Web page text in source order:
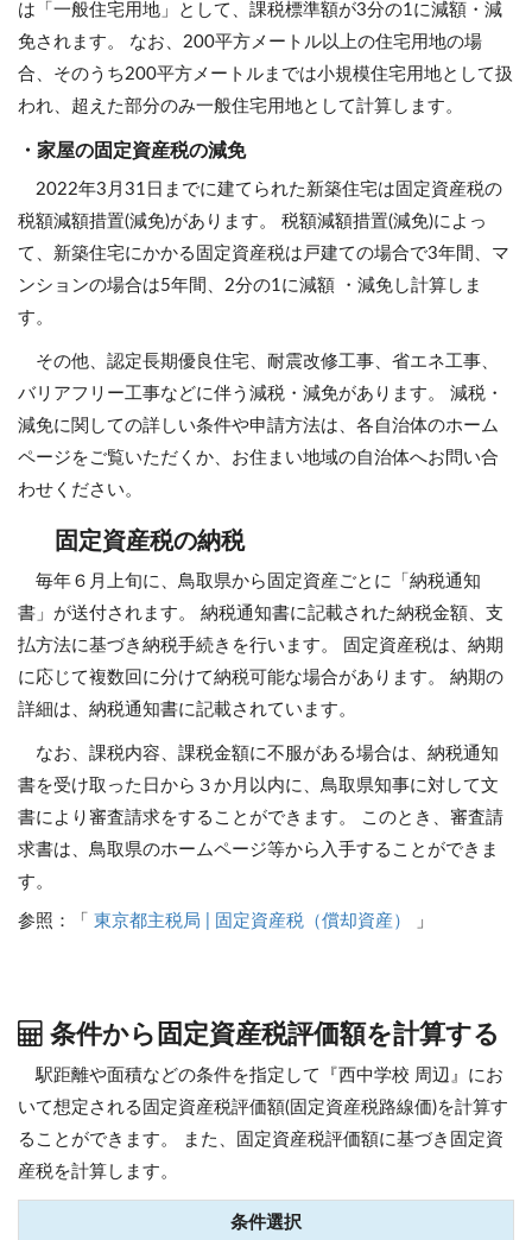
は「一般住宅用地」として、課税標準額が3分の1に減額・減
免されます。 なお、200平方メートル以上の住宅用地の場
合、そのうち200平方メートルまでは小規模住宅用地として扱
われ、超えた部分のみ一般住宅用地として計算します。
・家屋の固定資産税の減免
2022年3月31日までに建てられた新築住宅は固定資産税の
税額減額措置(減免)があります。 税額減額措置(減免)によっ
て、新築住宅にかかる固定資産税は戸建ての場合で3年間、マ
ンションの場合は5年間、2分の1に減額 ・減免し計算しま
す。
その他、認定長期優良住宅、耐震改修工事、省エネ工事、
バリアフリー工事などに伴う減税・減免があります。 減税・
減免に関しての詳しい条件や申請方法は、各自治体のホーム
ページをご覧いただくか、お住まい地域の自治体へお問い合
わせください。
固定資産税の納税
毎年６月上旬に、鳥取県から固定資産ごとに「納税通知
書」が送付されます。 納税通知書に記載された納税金額、支
払方法に基づき納税手続きを行います。 固定資産税は、納期
に応じて複数回に分けて納税可能な場合があります。 納期の
詳細は、納税通知書に記載されています。
なお、課税内容、課税金額に不服がある場合は、納税通知
書を受け取った日から３か月以内に、鳥取県知事に対して文
書により審査請求をすることができます。 このとき、審査請
求書は、鳥取県のホームページ等から入手することができま
す。
参照：「 東京都主税局 | 固定資産税（償却資産） 」
条件から固定資産税評価額を計算する
駅距離や面積などの条件を指定して『西中学校 周辺』にお
いて想定される固定資産税評価額(固定資産税路線価)を計算す
ることができます。
また、固定資産税評価額に基づき固定資
産税を計算します。
条件選択